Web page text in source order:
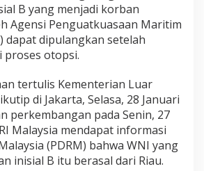
d
i
M
a
y
s
i
a
D
i
p
B yang menjadi korban
Agensi Penguatkuasaan Maritim
dapat dipulangkan setelah
proses otopsi.
tertulis Kementerian Luar
di Jakarta, Selasa, 28 Januari
perkembangan pada Senin, 27
Malaysia mendapat informasi
(PDRM) bahwa WNI yang
inisial B itu berasal dari Riau.